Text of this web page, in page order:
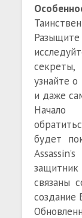
узнайте
и даже
будет
связаны
создание